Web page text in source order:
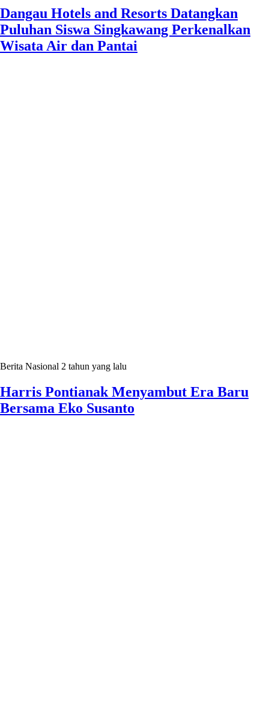
Dangau Hotels and Resorts Datangkan
Puluhan Siswa Singkawang Perkenalkan
Wisata Air dan Pantai
Berita Nasional 2 tahun yang lalu
Harris Pontianak Menyambut Era Baru
Bersama Eko Susanto